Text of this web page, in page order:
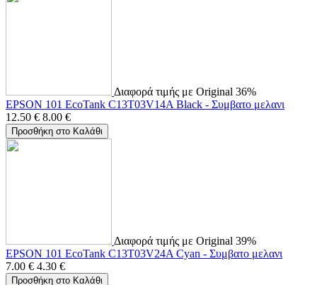
Διαφορά τιμής με Original 36%
EPSON 101 EcoTank C13T03V14A Black - Συμβατο μελανι
12.50 € 8.00 €
Προσθήκη στο Καλάθι
Διαφορά τιμής με Original 39%
EPSON 101 EcoTank C13T03V24A Cyan - Συμβατο μελανι
7.00 € 4.30 €
Προσθήκη στο Καλάθι